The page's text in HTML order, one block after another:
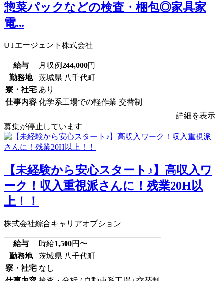
惣菜パックなどの検査・梱包◎家具家
電...
UTエージェント株式会社
給与 月収例244,000円
勤務地
茨城県 八千代町
寮・社宅 あり
仕事内容 化学系工場での軽作業 交替制
詳細を表示
募集が停止しています
【未経験から安心スタート♪】高収入ワ
ーク！収入重視派さんに！残業20H以
上！！
株式会社綜合キャリアオプション
給与 時給1,500円〜
勤務地
茨城県 八千代町
寮・社宅 なし